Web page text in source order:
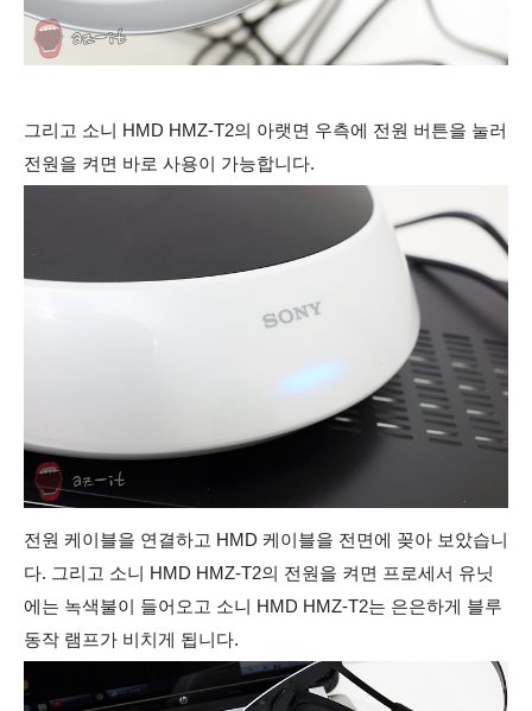
그리고 소니 HMD HMZ-T2의 아랫면 우측에 전원 버튼을 눌러
전원을 켜면 바로 사용이 가능합니다.
전원 케이블을 연결하고 HMD 케이블을 전면에 꽂아 보았습니
다. 그리고 소니 HMD HMZ-T2의 전원을 켜면 프로세서 유닛
에는 녹색불이 들어오고 소니 HMD HMZ-T2는 은은하게 블루
동작 램프가 비치게 됩니다.